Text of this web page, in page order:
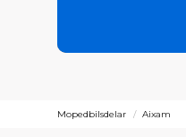
Mopedbilsdelar Aixam